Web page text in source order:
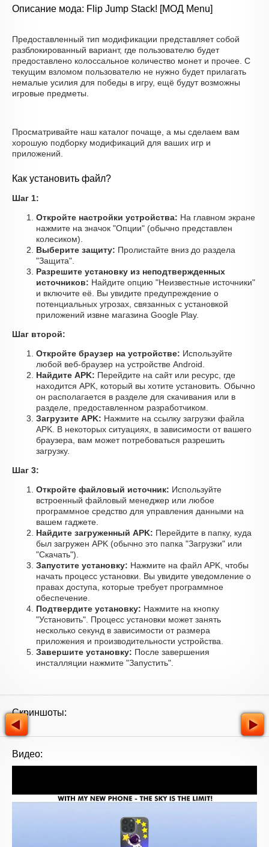
Описание мода: Flip Jump Stack! [МОД Menu]
Предоставленный тип модификации представляет собой
разблокированный вариант, где пользователю будет
предоставлено колоссальное количество монет и прочее. С
текущим взломом пользователю не нужно будет прилагать
немалые усилия для победы в игру, ещё будут возможны
игровые предметы.
Просматривайте наш каталог почаще, а мы сделаем вам
хорошую подборку модификаций для ваших игр и
приложений.
Как установить файл?
Шаг 1:
Откройте настройки устройства: На главном экране
нажмите на значок "Опции" (обычно представлен
колесиком).
Выберите защиту: Пролистайте вниз до раздела
"Защита".
Разрешите установку из неподтвержденных
источников: Найдите опцию "Неизвестные источники"
и включите её. Вы увидите предупреждение о
потенциальных угрозах, связанных с установкой
приложений извне магазина Google Play.
Шаг второй:
Откройте браузер на устройстве: Используйте
любой веб-браузер на устройстве Android.
Найдите APK: Перейдите на сайт или ресурс, где
находится APK, который вы хотите установить. Обычно
он располагается в разделе для скачивания или в
разделе, предоставленном разработчиком.
Загрузите APK: Нажмите на ссылку загрузки файла
APK. В некоторых ситуациях, в зависимости от вашего
браузера, вам может потребоваться разрешить
загрузку.
Шаг 3:
Откройте файловый источник: Используйте
встроенный файловый менеджер или любое
программное средство для управления данными на
вашем гаджете.
Найдите загруженный APK: Перейдите в папку, куда
был загружен APK (обычно это папка "Загрузки" или
"Скачать").
Запустите установку: Нажмите на файл APK, чтобы
начать процесс установки. Вы увидите уведомление о
правах доступа, которые требует программное
обеспечение.
Подтвердите установку: Нажмите на кнопку
"Установить". Процесс установки может занять
несколько секунд в зависимости от размера
приложения и производительности устройства.
Завершите установку: После завершения
инсталляции нажмите "Запустить".
Скриншоты:
Видео: